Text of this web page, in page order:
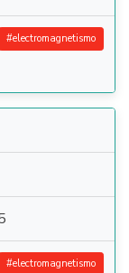
#electromagnetismo
#electromagnetismo